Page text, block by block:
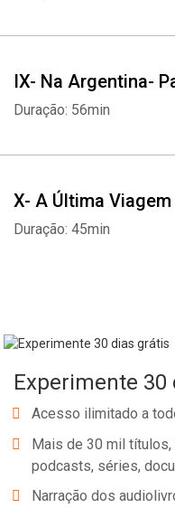
IX- Na Argentina-
Duração: 56min
X- A Última Viagem
Duração: 45min
Experimente 30
Acesso ilimitado a
Mais de 30 mil
podcasts, séries,
Narração dos